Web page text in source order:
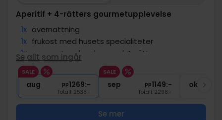
Aperitif + 4-rätters gourmetupplevelse
1x övernattning
1x frukost med husets specialiteter
1x gourmetupplevelse med 4-rättersmeny
1x Aptitretare före middagen
1x Kaffe m. sötsak
Se allt som ingår
SALE
aug pp1269:-
Totalt 2538:-
SALE
sep pp1149:-
Totalt 2298:-
okt
Se mer